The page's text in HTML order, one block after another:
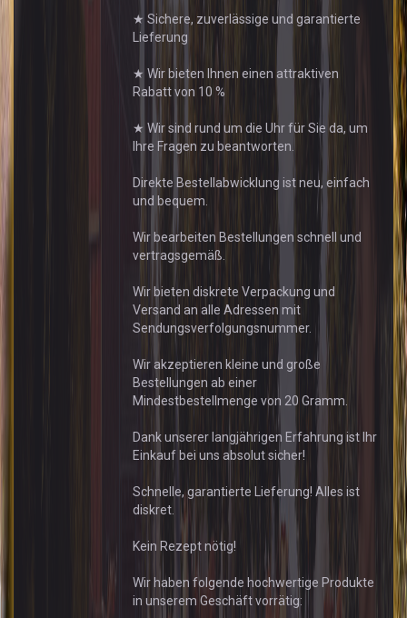
★ Sichere, zuverlässige und garantierte
Lieferung
★ Wir bieten Ihnen einen attraktiven
Rabatt von 10 %
★ Wir sind rund um die Uhr für Sie da, um
Ihre Fragen zu beantworten.
Direkte Bestellabwicklung ist neu, einfach
und bequem.
Wir bearbeiten Bestellungen schnell und
vertragsgemäß.
Wir bieten diskrete Verpackung und
Versand an alle Adressen mit
Sendungsverfolgungsnummer.
Wir akzeptieren kleine und große
Bestellungen ab einer
Mindestbestellmenge von 20 Gramm.
Dank unserer langjährigen Erfahrung ist Ihr
Einkauf bei uns absolut sicher!
Schnelle, garantierte Lieferung! Alles ist
diskret.
Kein Rezept nötig!
Wir haben folgende hochwertige Produkte
in unserem Geschäft vorrätig: